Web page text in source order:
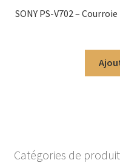
SONY PS-V702 –
Catégories de